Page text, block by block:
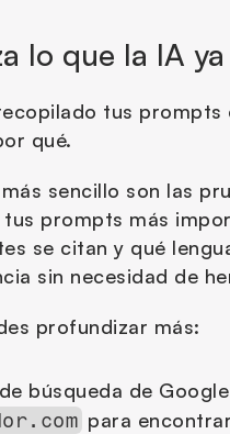
lo que la IA
tus
qué.
sencillo son las
prompts más
se citan y qué
sin necesidad de
profundizar más:
búsqueda de Google
para